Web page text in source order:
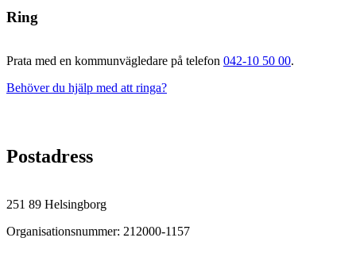
Ring
Prata med en kommunvägledare på telefon 042-10 50 00.
Behöver du hjälp med att ringa?
Postadress
251 89 Helsingborg
Organisationsnummer: 212000-1157